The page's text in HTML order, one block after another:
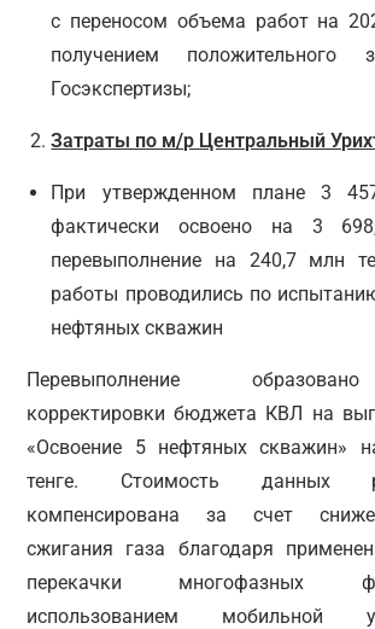
с переносом объема работ на
получением положительного
Госэкспертизы;
Затраты по м/р Центральный
При утвержденном плане 3
фактически освоено на 3
перевыполнение на 240,7 млн
работы проводились по
нефтяных скважин
Перевыполнение
корректировки бюджета КВЛ на
«Освоение 5 нефтяных скважин»
тенге. Стоимость данных
компенсирована за счет
сжигания газа благодаря
перекачки многофазных
использованием мобильной